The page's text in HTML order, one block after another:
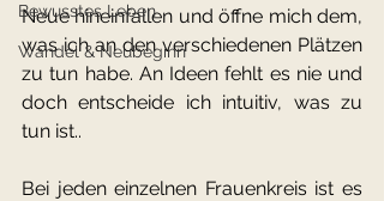
Bewusstes Leben
Wandel & Neubeginn
Neue hineinfallen und öffne mich dem,
was ich an den verschiedenen Plätzen
zu tun habe. An Ideen fehlt es nie und
doch entscheide ich intuitiv, was zu
tun ist..
Bei jeden einzelnen Frauenkreis ist es